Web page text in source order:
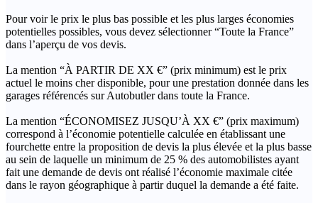
Pour voir le prix le plus bas possible et les plus larges économies
potentielles possibles, vous devez sélectionner “Toute la France”
dans l’aperçu de vos devis.
La mention “À PARTIR DE XX €” (prix minimum) est le prix
actuel le moins cher disponible, pour une prestation donnée dans les
garages référencés sur Autobutler dans toute la France.
La mention “ÉCONOMISEZ JUSQU’À XX €” (prix maximum)
correspond à l’économie potentielle calculée en établissant une
fourchette entre la proposition de devis la plus élevée et la plus basse
au sein de laquelle un minimum de 25 % des automobilistes ayant
fait une demande de devis ont réalisé l’économie maximale citée
dans le rayon géographique à partir duquel la demande a été faite.